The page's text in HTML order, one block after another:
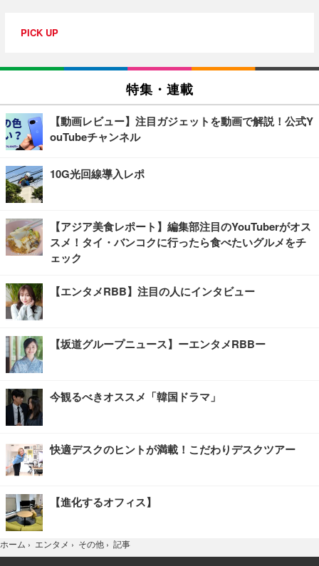
PICK UP
特集・連載
【動画レビュー】注目ガジェットを動画で解説！公式Y
ouTubeチャンネル
10G光回線導入レポ
【アジア美食レポート】編集部注目のYouTuberがオス
スメ！タイ・バンコクに行ったら食べたいグルメをチ
ェック
【エンタメRBB】注目の人にインタビュー
【坂道グループニュース】ーエンタメRBBー
今観るべきオススメ「韓国ドラマ」
快適デスクのヒントが満載！こだわりデスクツアー
【進化するオフィス】
ホーム › エンタメ › その他 › 記事